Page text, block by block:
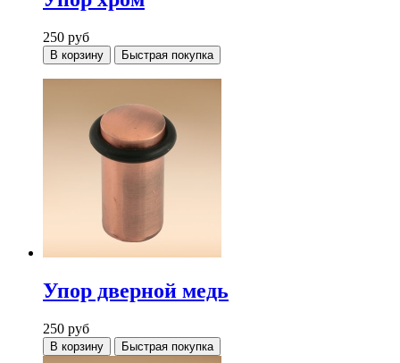
250 руб
В корзину Быстрая покупка
Упор дверной медь
250 руб
В корзину Быстрая покупка